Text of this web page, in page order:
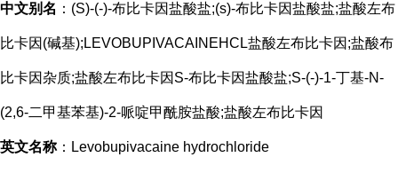
中文别名 ：(S)-(-)-布比卡因盐酸盐;(s)-布比卡因盐酸盐;盐酸左布
比卡因(碱基);LEVOBUPIVACAINEHCL盐酸左布比卡因;盐酸布
比卡因杂质;盐酸左布比卡因S-布比卡因盐酸盐;S-(-)-1-丁基-N-
(2,6-二甲基苯基)-2-哌啶甲酰胺盐酸;盐酸左布比卡因
英文名称：Levobupivacaine hydrochloride